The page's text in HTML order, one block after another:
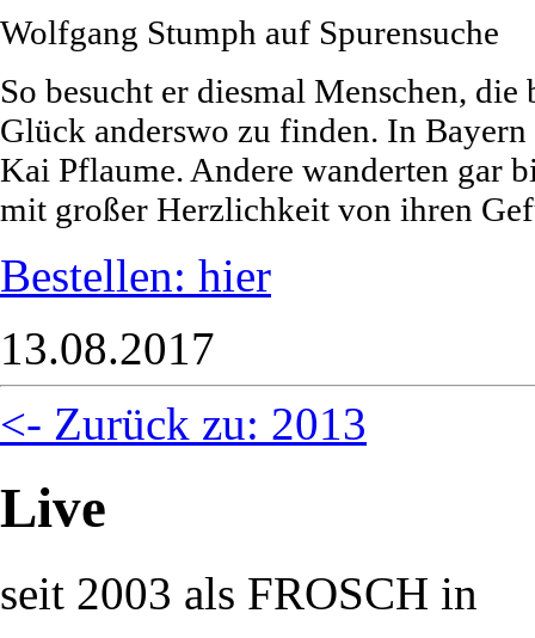
Wolfgang Stumph auf Spurensuche
So besucht er diesmal Menschen,
Glück anderswo zu finden. In
Kai Pflaume. Andere wanderten gar
mit großer Herzlichkeit von ihren
Bestellen: hier
13.08.2017
<- Zurück zu: 2013
Live
seit 2003 als FROSCH in